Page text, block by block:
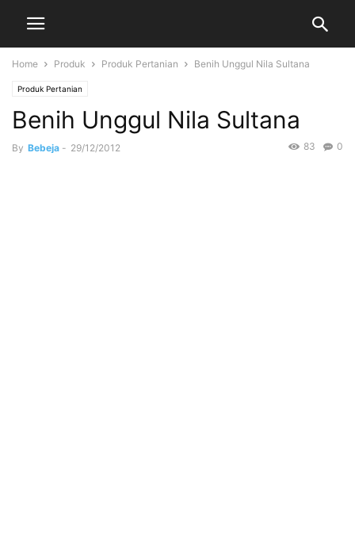
Home Produk Produk Pertanian Benih Unggul Nila Sultana
Produk Pertanian
Benih Unggul Nila Sultana
By Bebeja - 29/12/2012 0
83